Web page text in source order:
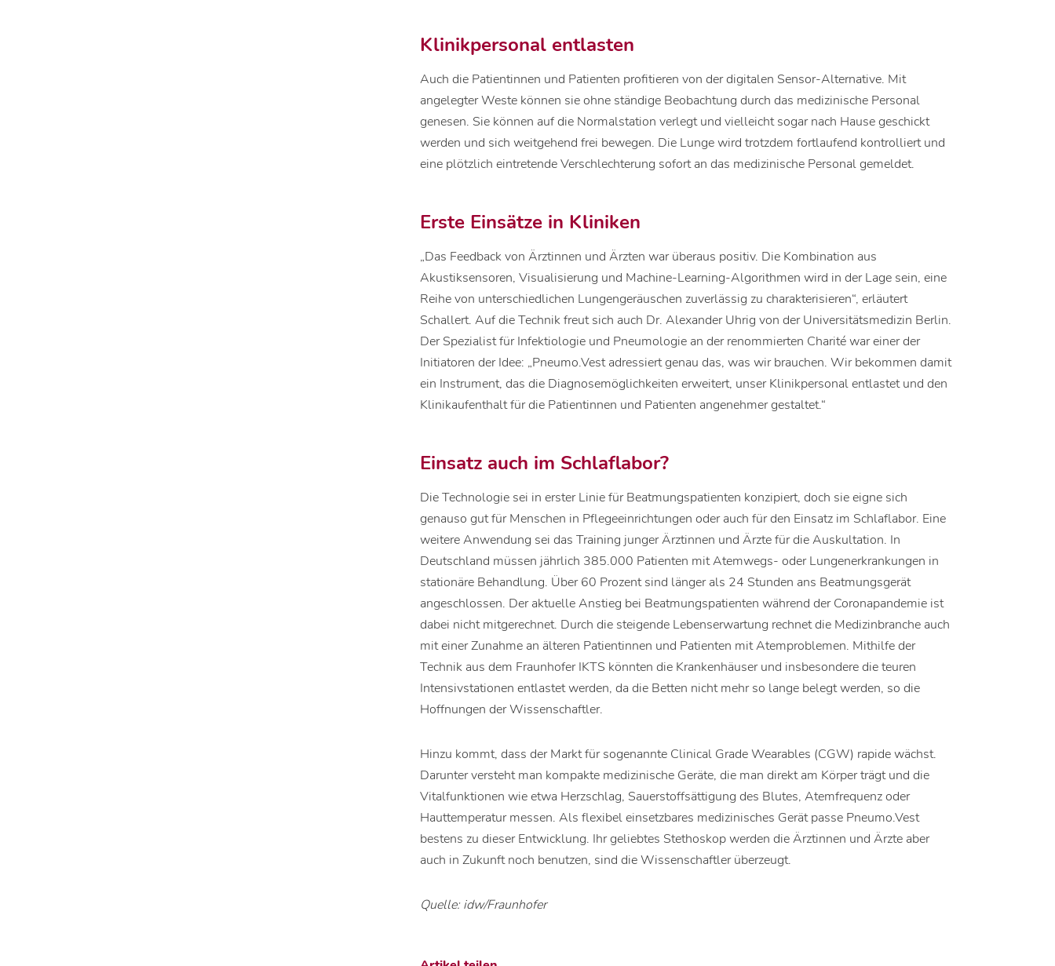
Klinikpersonal entlasten
Auch die Patientinnen und Patienten profitieren von der digitalen Sensor-Alternative. Mit
angelegter Weste können sie ohne ständige Beobachtung durch das medizinische Personal
genesen. Sie können auf die Normalstation verlegt und vielleicht sogar nach Hause geschickt
werden und sich weitgehend frei bewegen. Die Lunge wird trotzdem fortlaufend kontrolliert und
eine plötzlich eintretende Verschlechterung sofort an das medizinische Personal gemeldet.
Erste Einsätze in Kliniken
„Das Feedback von Ärztinnen und Ärzten war überaus positiv. Die Kombination aus
Akustiksensoren, Visualisierung und Machine-Learning-Algorithmen wird in der Lage sein, eine
Reihe von unterschiedlichen Lungengeräuschen zuverlässig zu charakterisieren“, erläutert
Schallert. Auf die Technik freut sich auch Dr. Alexander Uhrig von der Universitätsmedizin Berlin.
Der Spezialist für Infektiologie und Pneumologie an der renommierten Charité war einer der
Initiatoren der Idee: „Pneumo.Vest adressiert genau das, was wir brauchen. Wir bekommen damit
ein Instrument, das die Diagnosemöglichkeiten erweitert, unser Klinikpersonal entlastet und den
Klinikaufenthalt für die Patientinnen und Patienten angenehmer gestaltet.“
Einsatz auch im Schlaflabor?
Die Technologie sei in erster Linie für Beatmungspatienten konzipiert, doch sie eigne sich
genauso gut für Menschen in Pflegeeinrichtungen oder auch für den Einsatz im Schlaflabor. Eine
weitere Anwendung sei das Training junger Ärztinnen und Ärzte für die Auskultation. In
Deutschland müssen jährlich 385.000 Patienten mit Atemwegs- oder Lungenerkrankungen in
stationäre Behandlung. Über 60 Prozent sind länger als 24 Stunden ans Beatmungsgerät
angeschlossen. Der aktuelle Anstieg bei Beatmungspatienten während der Coronapandemie ist
dabei nicht mitgerechnet. Durch die steigende Lebenserwartung rechnet die Medizinbranche auch
mit einer Zunahme an älteren Patientinnen und Patienten mit Atemproblemen. Mithilfe der
Technik aus dem Fraunhofer IKTS könnten die Krankenhäuser und insbesondere die teuren
Intensivstationen entlastet werden, da die Betten nicht mehr so lange belegt werden, so die
Hoffnungen der Wissenschaftler.
Hinzu kommt, dass der Markt für sogenannte Clinical Grade Wearables (CGW) rapide wächst.
Darunter versteht man kompakte medizinische Geräte, die man direkt am Körper trägt und die
Vitalfunktionen wie etwa Herzschlag, Sauerstoffsättigung des Blutes, Atemfrequenz oder
Hauttemperatur messen. Als flexibel einsetzbares medizinisches Gerät passe Pneumo.Vest
bestens zu dieser Entwicklung. Ihr geliebtes Stethoskop werden die Ärztinnen und Ärzte aber
auch in Zukunft noch benutzen, sind die Wissenschaftler überzeugt.
Quelle: idw/Fraunhofer